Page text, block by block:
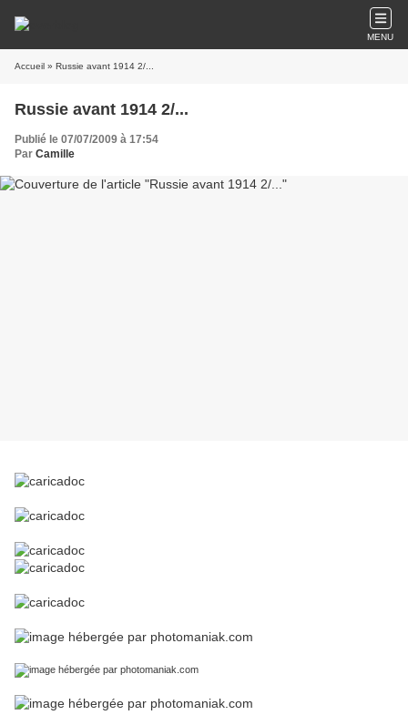
MENU
Accueil » Russie avant 1914 2/...
Russie avant 1914 2/...
Publié le 07/07/2009 à 17:54
Par Camille